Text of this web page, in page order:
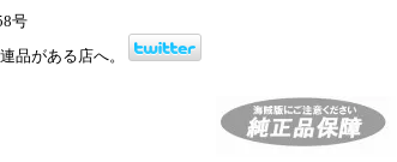
号
がある店へ。